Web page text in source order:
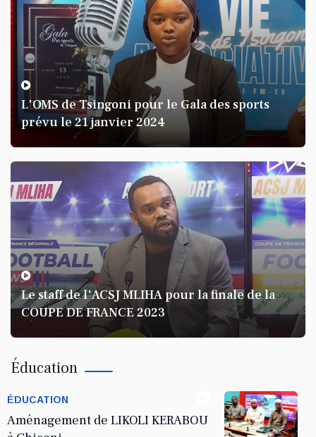
L'OMS de Tsingoni pour le Gala des sports
prévu le 21 janvier 2024
Le staff de l'ACSJ MLIHA pour la finale de la
COUPE DE FRANCE 2023
Éducation
ÉDUCATION
Aménagement de LIKOLI KERABOU